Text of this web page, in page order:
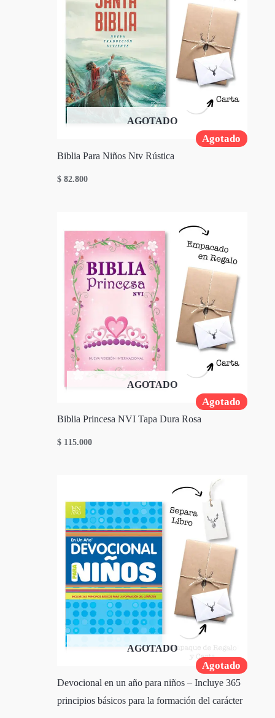
Agotado
AGOTADO
Biblia Para Niños Ntv Rústica
$ 82.800
Agotado
AGOTADO
Biblia Princesa NVI Tapa Dura Rosa
$ 115.000
Agotado
AGOTADO
Devocional en un año para niños – Incluye 365
principios básicos para la formación del carácter